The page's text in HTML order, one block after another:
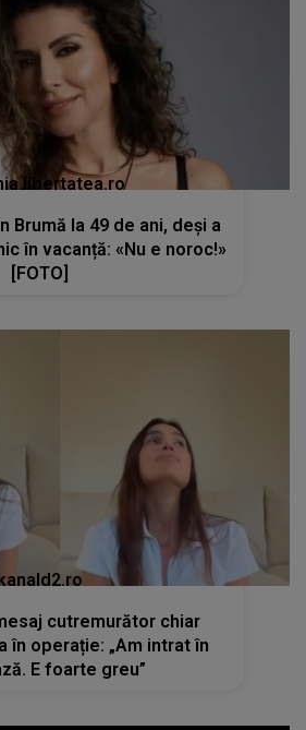
Brumă la 49 de ani, deși a
în vacanță: «Nu e noroc!»
[FOTO]
kanald2.ro
cutremurător chiar
în operație: „Am intrat în
E foarte greu”